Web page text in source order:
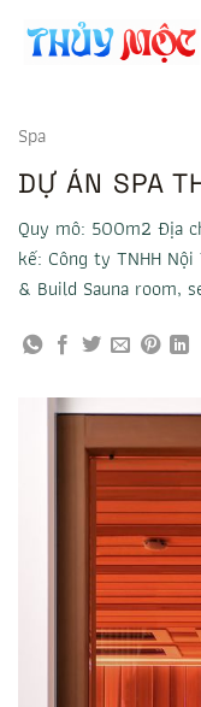
Spa
DỰ ÁN SPA
Quy mô: 500m2 Địa
kế: Công ty TNHH
& Build Sauna room,